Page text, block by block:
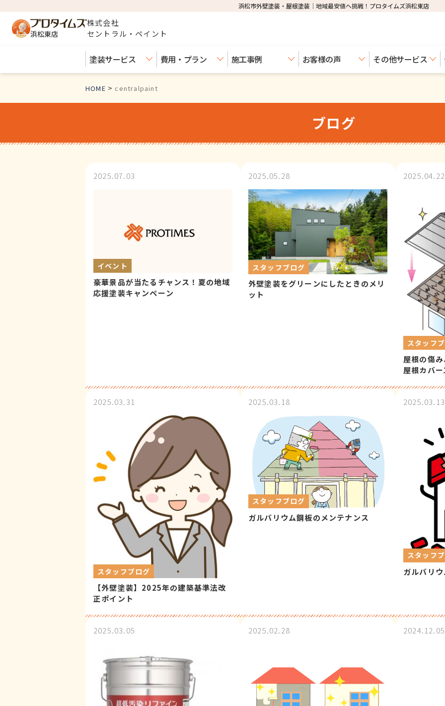
浜松市外壁塗装・屋根塗装│地域最安値へ挑戦！プロタイムズ浜松東店
浜松東店
株式会社
セントラル・ペイント
塗装サービス 費用・プラン 施工事例 お客様の声 その他サービス
HOME > centralpaint
ブログ
2025.07.03
イベント
豪華景品が当たるチャンス！夏の地域
応援塗装キャンペーン
2025.05.28
スタッフブログ
外壁塗装をグリーンにしたときのメリ
ット
2025.04.22
スタッフ
屋根の傷
屋根カバ
2025.03.31
スタッフブログ
【外壁塗装】2025年の建築基準法改
正ポイント
2025.03.18
スタッフブログ
ガルバリウム鋼板のメンテナンス
2025.03.13
スタッフ
ガルバリ
2025.03.05 2025.02.28 2024.12.05